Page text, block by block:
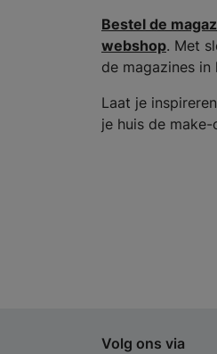
Bestel de
webshop. Met
de magazines in
Laat je
je huis de
Volg ons via